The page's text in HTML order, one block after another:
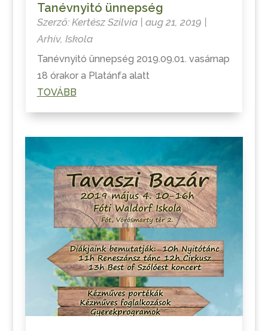
Tanévnyitó ünnepség
Szerző: Kertész Szilvia| aug 21, 2019
Arhív, Iskola
Tanévnyitó ünnepség 2019.09.01. vasárnap
18 órakor a Platánfa alatt
TOVÁBB